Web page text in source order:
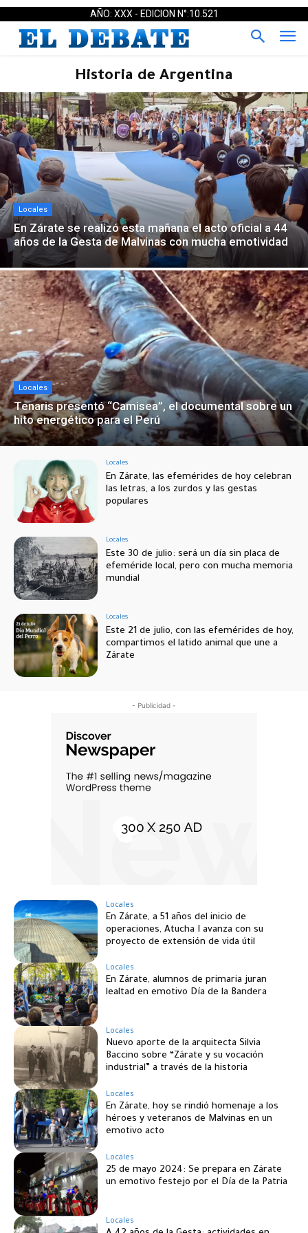
AÑO: XXX - EDICION N°:10.521
Historia de Argentina
Locales
En Zárate se realizó esta mañana el acto oficial a 44
años de la Gesta de Malvinas con mucha emotividad
Locales
Tenaris presentó “Camisea”, el documental sobre un
hito energético para el Perú
Locales
En Zárate, las efemérides de hoy celebran
las letras, a los zurdos y las gestas
populares
Locales
Este 30 de julio: será un día sin placa de
efeméride local, pero con mucha memoria
mundial
Locales
Este 21 de julio, con las efemérides de hoy,
compartimos el latido animal que une a
Zárate
- Publicidad -
Locales
En Zárate, a 51 años del inicio de
operaciones, Atucha I avanza con su
proyecto de extensión de vida útil
Locales
En Zárate, alumnos de primaria juran
lealtad en emotivo Día de la Bandera
Locales
Nuevo aporte de la arquitecta Silvia
Baccino sobre “Zárate y su vocación
industrial” a través de la historia
Locales
En Zárate, hoy se rindió homenaje a los
héroes y veteranos de Malvinas en un
emotivo acto
Locales
25 de mayo 2024: Se prepara en Zárate
un emotivo festejo por el Día de la Patria
Locales